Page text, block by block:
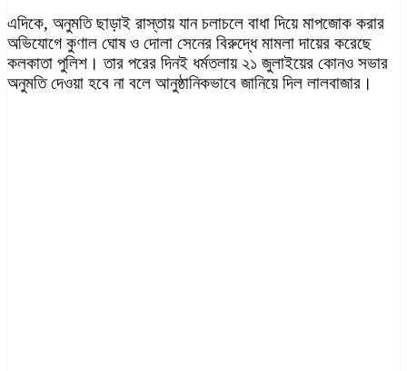
এদিকে, অনুমতি ছাড়াই রাস্তায় যান চলাচলে বাধা দিয়ে মাপজোক করার
অভিযোগে কুণাল ঘোষ ও দোলা সেনের বিরুদ্ধে মামলা দায়ের করেছে
কলকাতা পুলিশ। তার পরের দিনই ধর্মতলায় ২১ জুলাইয়ের কোনও সভার
অনুমতি দেওয়া হবে না বলে আনুষ্ঠানিকভাবে জানিয়ে দিল লালবাজার।